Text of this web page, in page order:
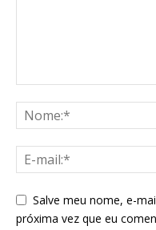
Salve meu nome, e-
próxima vez que eu